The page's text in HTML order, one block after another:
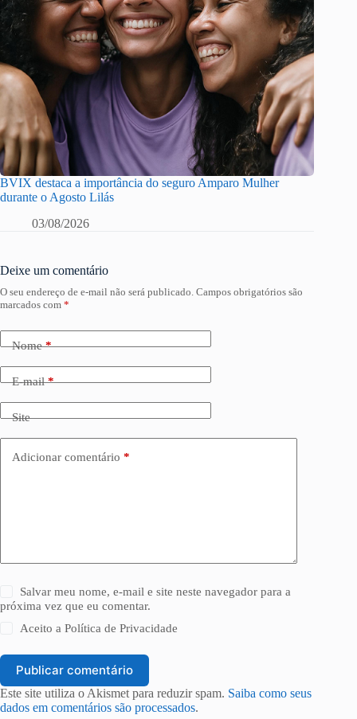
BVIX destaca a importância do seguro Amparo Mulher
durante o Agosto Lilás
03/08/2026
Deixe um comentário
O seu endereço de e-mail não será publicado. Campos obrigatórios são
marcados com *
Nome*
E-mail*
Site
Adicionar comentário *
Salvar meu nome, e-mail e site neste navegador para a
próxima vez que eu comentar.
Aceito aPolítica de Privacidade
Publicar comentário
Este site utiliza o Akismet para reduzir spam. Saiba como seus
dados em comentários são processados.